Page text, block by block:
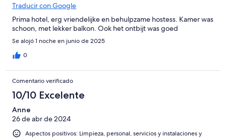
Traducir con Google
Prima hotel, erg vriendelijke en behulpzame hostess. Kamer was
schoon, met lekker balkon. Ook het ontbijt was goed
Se alojó 1 noche en junio de 2025
0
Comentario verificado
10/10 Excelente
Anne
26 de abr de 2024
Aspectos positivos: Limpieza, personal, servicios y instalaciones y